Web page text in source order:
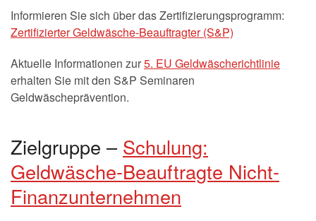
Informieren Sie sich über das Zertifizierungsprogramm:
Zertifizierter Geldwäsche-Beauftragter (S&P)
Aktuelle Informationen zur5. EU Geldwäscherichtlinie
erhalten Sie mit den S&P Seminaren
Geldwäscheprävention.
Zielgruppe – Schulung:
Geldwäsche-Beauftragte Nicht-
Finanzunternehmen